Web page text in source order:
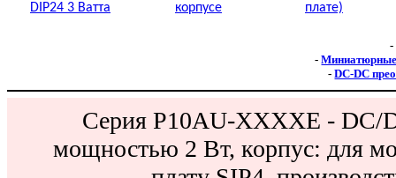
DIP24 3 Ватта
корпусе
плате)
-
-
-DC-DC
Серия P10AU-XXXXE - DC/
мощностью 2 Вт, корпус: для